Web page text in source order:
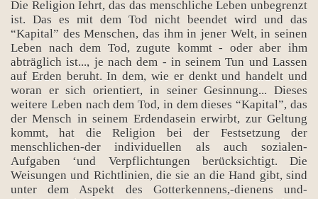
Die Religion Iehrt, das das menschliche Leben unbegrenzt
ist. Das es mit dem Tod nicht beendet wird und das
“Kapital” des Menschen, das ihm in jener Welt, in seinen
Leben nach dem Tod, zugute kommt - oder aber ihm
abträglich ist..., je nach dem - in seinem Tun und Lassen
auf Erden beruht. In dem, wie er denkt und handelt und
woran er sich orientiert, in seiner Gesinnung... Dieses
weitere Leben nach dem Tod, in dem dieses “Kapital”, das
der Mensch in seinem Erdendasein erwirbt, zur Geltung
kommt, hat die Religion bei der Festsetzung der
menschlichen-der individuellen als auch sozialen-
Aufgaben ‘und Verpflichtungen berücksichtigt. Die
Weisungen und Richtlinien, die sie an die Hand gibt, sind
unter dem Aspekt des Gotterkennens,-dienens und-